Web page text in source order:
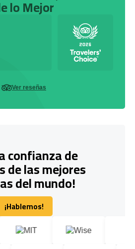
lo Mejor
Ver reseñas
confianza de
de las mejores
del mundo!
¡Hablemos!
¡Hablemos!